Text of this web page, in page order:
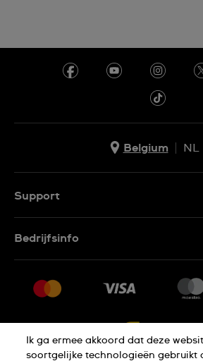
Belgium
NL
Support
Retournering
Verkoopvoorwaarden
Annulering van de overeenkomst
Bedrijfsinfo
Vacatures
Ik ga ermee akkoord dat deze
soortgelijke technologieën gebruikt